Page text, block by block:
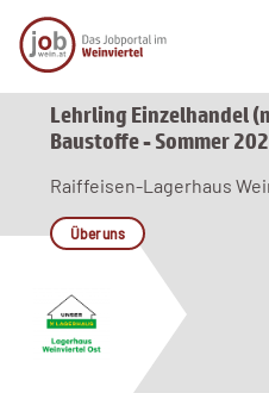
Lehrling Einzelhandel
Baustoffe - Sommer
Raiffeisen-Lagerhaus
Über uns